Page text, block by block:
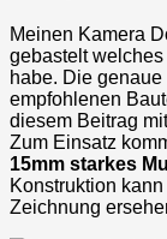
Meinen Kamera
gebastelt
habe. Die
empfohlenen
diesem Beitrag
Zum Einsatz
15mm starkes
Konstruktion
Zeichnung